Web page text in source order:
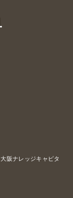
阪ナレッジキャピタ